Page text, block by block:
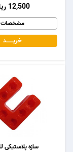
12,500 ریال
مشخصات
خریـــــــد
سازه پلاستیکی U شکل